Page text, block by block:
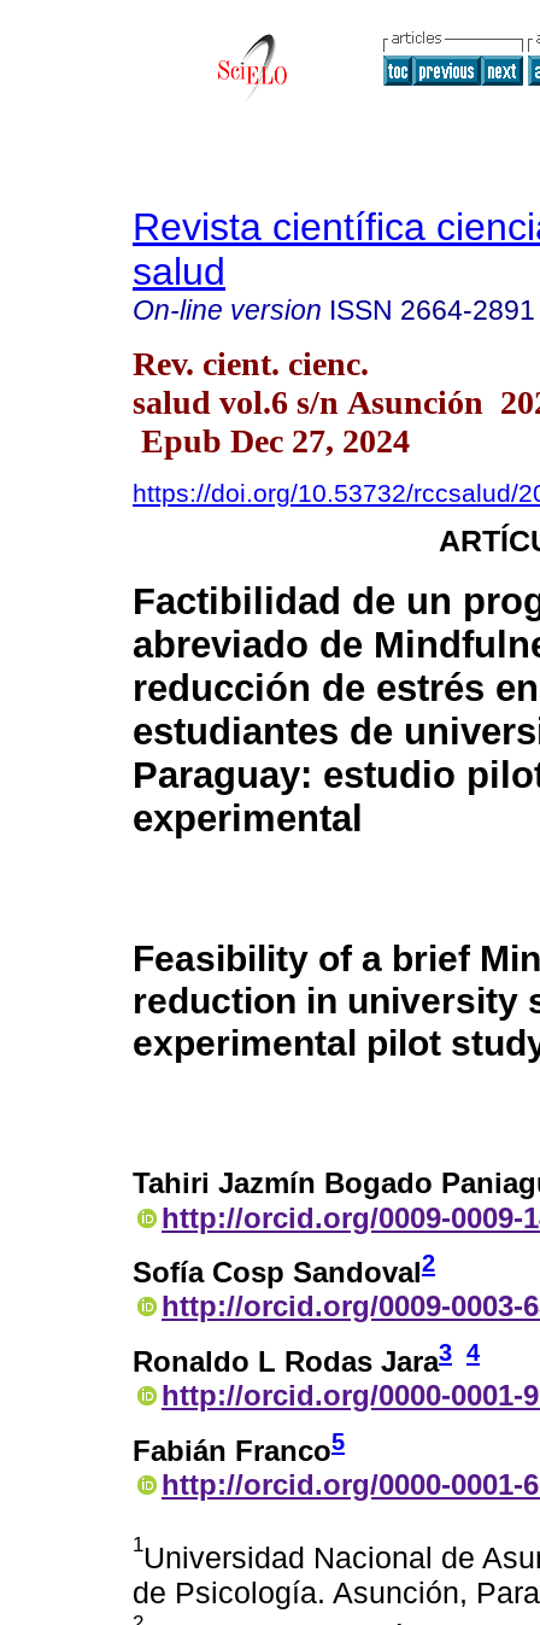
Revista científica
salud
On-line version ISSN 2664-2891
Rev. cient. cienc.
salud vol.6 s/n Asunción
Epub Dec 27, 2024
https://doi.org/10.53732/rccsalud/
Factibilidad de un
abreviado de
reducción de estrés en
estudiantes de
Paraguay: estudio
experimental
Feasibility of a brief
reduction in university
experimental pilot
Tahiri Jazmín Bogado
http://orcid.org/0009-0009-
Sofía Cosp Sandoval2
http://orcid.org/0009-0003-
Ronaldo L Rodas Jara3 4
http://orcid.org/0000-0001-
Fabián Franco5
http://orcid.org/0000-0001-
1Universidad Nacional de
de Psicología. Asunción,